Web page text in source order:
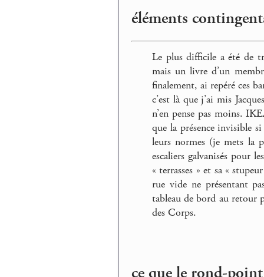
éléments
Le plus difficile a été de
mais un livre d’un
finalement, ai repéré ces
c’est là que j’ai mis
n’en pense pas moins.
que la présence invisible
leurs normes (je mets la
escaliers galvanisés pour
« terrasses » et sa «
rue vide ne présentant
tableau de bord au retour
des Corps.
ce que le rond-